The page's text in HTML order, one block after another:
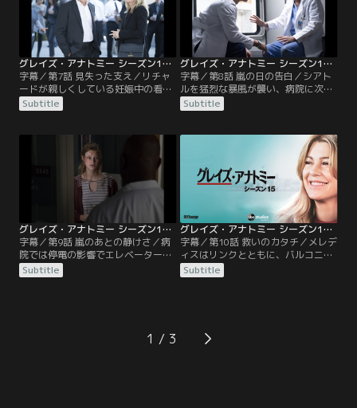
くのではないかと心配し、学校の前
で張り込んでいた。病院では、ジャ
クソンが突然…。
ンの家を訪ねて妊娠の件を打ち明け
ようとするが、そこへベティが学校
へ行っていないと…。
グレイズ・アナトミー シーズン15 第07話／字幕
字幕／第7話 見失った支え／リチャ
ードが親しくしている妊娠中の看護
師フランキーが突然腹痛を訴える。
脾臓がねじれて血行障害を起こして
にフランキーは、万一の事を考えて
オペを拒否する。しかし、やがて脾
動脈が破裂して……。一方、メレデ
ィスはキャサリンからコンサルを頼
まれて、コラシックとともに…。
Subtitle
グレイズ・アナトミー シーズン15 第08話／字幕
字幕／第8話 嵐の日の告白／シアト
ルを猛烈な暴風が襲い、病院に次々
とけが人が搬送されてくる。アメリ
アとタリンは、頭に自撮り棒が刺さ
ン、ジャクソンは、体にクリスマス
の飾りが刺さった男性を担当する。
一方、寝坊したアレックスは、風が
強すぎて家を出られず、ジョーと2
人でハネムーンのやり直しをする。
Subtitle
グレイズ・アナトミー シーズン15 第09話／字幕
字幕／第9話 嵐のあとの静けさ／病
院では停電の影響でエレベーターが
停止し混乱が続いていた。中に閉じ
込められたベイリーとタリン、メレ
発作と闘っていたベイリーとタリン
は、ジャクソンや設備管理のジェド
Subtitle
グレイズ・アナトミー シーズン15 第10話／字幕
字幕／第10話 救いのカタチ／メレデ
ィスはリンクとともに、バルコニー
から転落した女性ナターシャを担
当。すぐにオペが行なわれるが、術
トは、悲しみに暮れる。一方、シア
トルに戻ったキャサリンは、病気の
Subtitle
1